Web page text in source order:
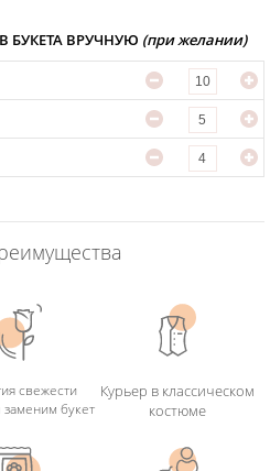
БУКЕТА ВРУЧНУЮ (при желании)
свежести
букет
Курьер в классическом
костюме